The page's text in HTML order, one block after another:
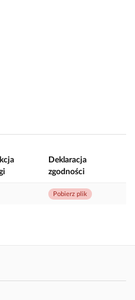
Deklaracja
zgodności
Pobierz plik